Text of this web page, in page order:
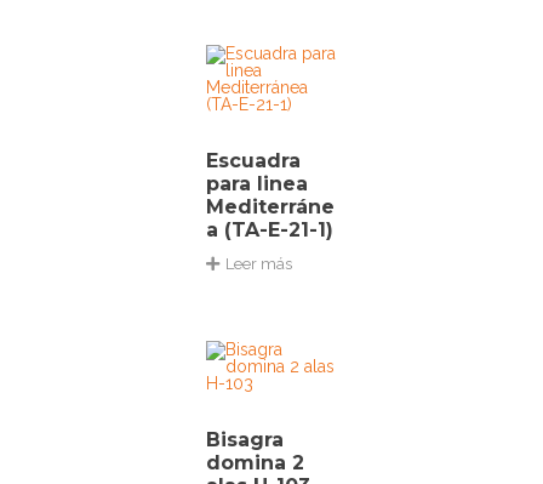
Escuadra
para linea
Mediterráne
a (TA-E-21-1)
Leer más
Bisagra
domina 2